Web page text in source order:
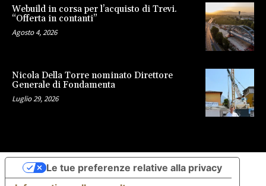
Webuild in corsa per l’acquisto di Trevi.
“Offerta in contanti”
Agosto 4, 2026
Nicola Della Torre nominato Direttore
Generale di Fondamenta
Luglio 29, 2026
Le tue preferenze relative alla privacy